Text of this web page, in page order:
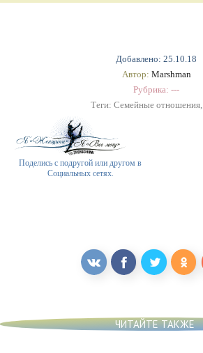
Добавлено: 25.10.18
Автор: Marshman
Рубрика: ---
Теги: Семейные отношения,
Поделись с подругой или другом в
Социальных сетях.
ЧИТАЙТЕ ТАКЖЕ